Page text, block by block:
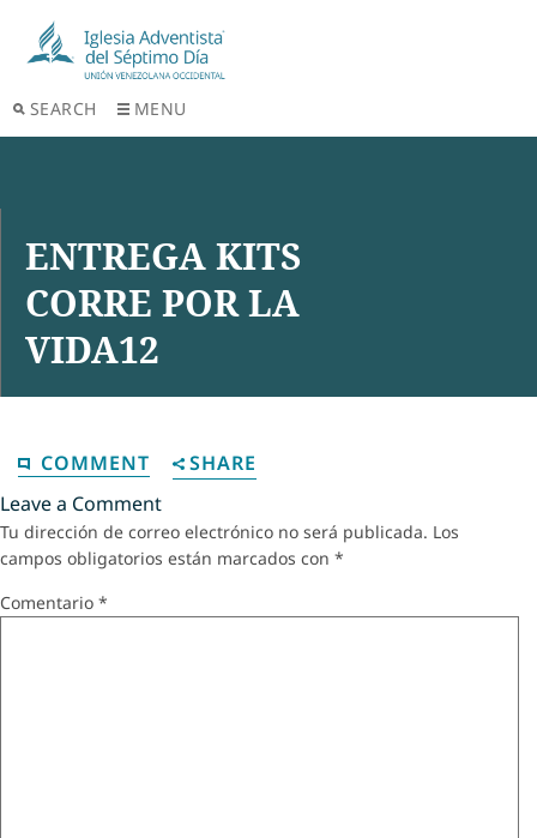
SEARCH MENU
ENTREGA KITS
CORRE POR LA
VIDA12
COMMENT
SHARE
Leave a Comment
Tu dirección de correo electrónico no será publicada. Los
campos obligatorios están marcados con *
Comentario *